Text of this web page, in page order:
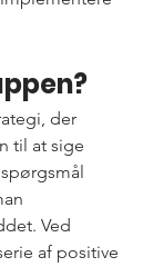
der
til at sige
Ved
af positive